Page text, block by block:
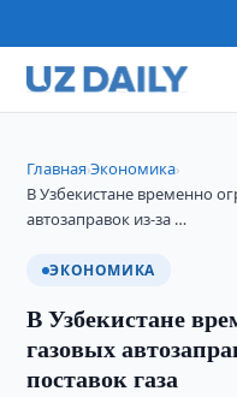
Главная›Экономика›
В Узбекистане временно
автозаправок из-за …
ЭКОНОМИКА
В Узбекистане
газовых
поставок газа